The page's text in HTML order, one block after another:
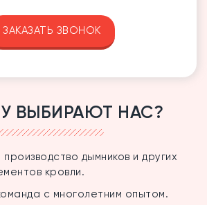
ЗАКАЗАТЬ ЗВОНОК
ВЫБИРАЮТ НАС?
дымников и других
кровли.
с многолетним опытом.